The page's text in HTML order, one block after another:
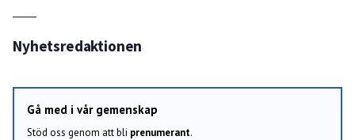
Nyhetsredaktionen
Gå med i vår gemenskap
Stöd oss genom att bli prenumerant.